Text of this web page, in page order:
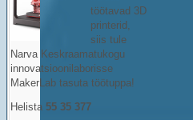
töötavad 3D
printerid,
siis tule
Narva Keskraamatukogu
innovatsioonilaborisse
MakerLab tasuta töötuppa!
Helista 55 35 377